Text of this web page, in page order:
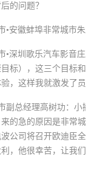
的问题？
徽蚌埠非常城市朱
圳歌乐汽车影音庄
标），这三个目标
，这样我就激发了
经理高树功：小插
的急的原因是非常
波公司将召开欧迪臣
，他很幸苦，让我们